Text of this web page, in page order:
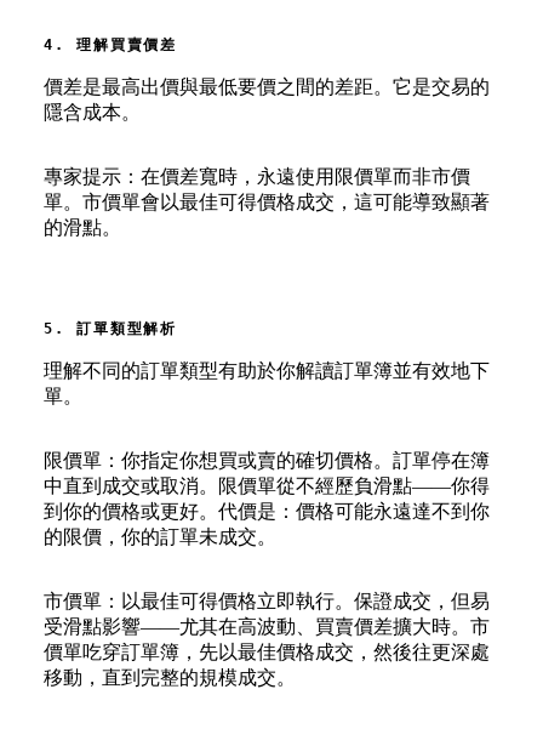
4. 理解買賣價差
價差是最高出價與最低要價之間的差距。它是交易的
隱含成本。
專家提示：在價差寬時，永遠使用限價單而非市價
單。市價單會以最佳可得價格成交，這可能導致顯著
的滑點。
5. 訂單類型解析
理解不同的訂單類型有助於你解讀訂單簿並有效地下
單。
限價單：你指定你想買或賣的確切價格。訂單停在簿
中直到成交或取消。限價單從不經歷負滑點——你得
到你的價格或更好。代價是：價格可能永遠達不到你
的限價，你的訂單未成交。
市價單：以最佳可得價格立即執行。保證成交，但易
受滑點影響——尤其在高波動、買賣價差擴大時。市
價單吃穿訂單簿，先以最佳價格成交，然後往更深處
移動，直到完整的規模成交。